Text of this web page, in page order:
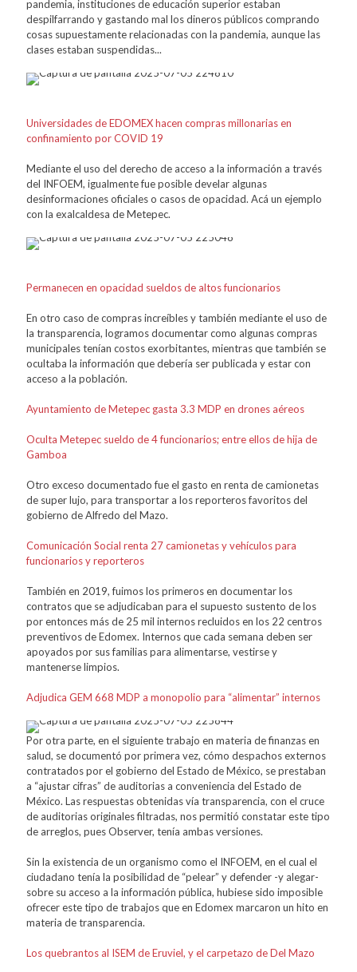
pandemia, instituciones de educación superior estaban
despilfarrando y gastando mal los dineros públicos comprando
cosas supuestamente relacionadas con la pandemia, aunque las
clases estaban suspendidas...
Universidades de EDOMEX hacen compras millonarias en
confinamiento por COVID 19
Mediante el uso del derecho de acceso a la información a través
del INFOEM, igualmente fue posible develar algunas
desinformaciones oficiales o casos de opacidad. Acá un ejemplo
con la exalcaldesa de Metepec.
Permanecen en opacidad sueldos de altos funcionarios
En otro caso de compras increíbles y también mediante el uso de
la transparencia, logramos documentar como algunas compras
municipales tenían costos exorbitantes, mientras que también se
ocultaba la información que debería ser publicada y estar con
acceso a la población.
Ayuntamiento de Metepec gasta 3.3 MDP en drones aéreos
Oculta Metepec sueldo de 4 funcionarios; entre ellos de hija de
Gamboa
Otro exceso documentado fue el gasto en renta de camionetas
de super lujo, para transportar a los reporteros favoritos del
gobierno de Alfredo del Mazo.
Comunicación Social renta 27 camionetas y vehículos para
funcionarios y reporteros
También en 2019, fuimos los primeros en documentar los
contratos que se adjudicaban para el supuesto sustento de los
por entonces más de 25 mil internos recluidos en los 22 centros
preventivos de Edomex. Internos que cada semana deben ser
apoyados por sus familias para alimentarse, vestirse y
mantenerse limpios.
Adjudica GEM 668 MDP a monopolio para “alimentar” internos
Por otra parte, en el siguiente trabajo en materia de finanzas en
salud, se documentó por primera vez, cómo despachos externos
contratados por el gobierno del Estado de México, se prestaban
a “ajustar cifras” de auditorias a conveniencia del Estado de
México. Las respuestas obtenidas vía transparencia, con el cruce
de auditorias originales filtradas, nos permitió constatar este tipo
de arreglos, pues Observer, tenía ambas versiones.
Sin la existencia de un organismo como el INFOEM, en el cual el
ciudadano tenía la posibilidad de “pelear” y defender -y alegar-
sobre su acceso a la información pública, hubiese sido imposible
ofrecer este tipo de trabajos que en Edomex marcaron un hito en
materia de transparencia.
Los quebrantos al ISEM de Eruviel, y el carpetazo de Del Mazo